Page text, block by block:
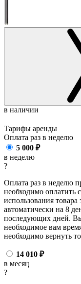
в наличии
Тарифы аренды
Оплата раз в неделю
5 000 ₽
в неделю
?
Оплата раз в неделю
необходимо оплатить
использования
автоматически на 8
последующих дней.
необходимое вам
необходимо вернуть
14 010 ₽
в месяц
?